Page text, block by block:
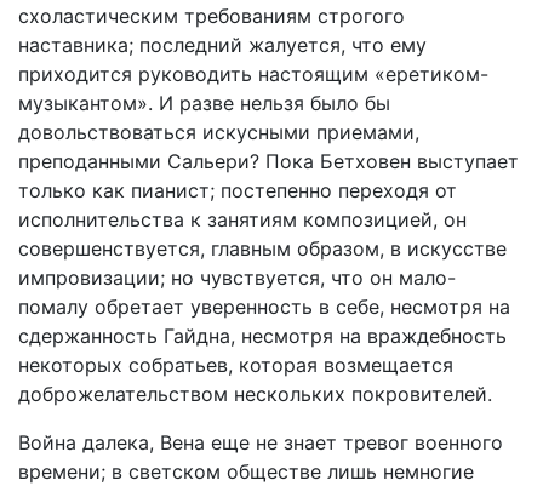
схоластическим требованиям строгого
наставника; последний жалуется, что ему
приходится руководить настоящим «еретиком-
музыкантом». И разве нельзя было бы
довольствоваться искусными приемами,
преподанными Сальери? Пока Бетховен выступает
только как пианист; постепенно переходя от
исполнительства к занятиям композицией, он
совершенствуется, главным образом, в искусстве
импровизации; но чувствуется, что он мало-
помалу обретает уверенность в себе, несмотря на
сдержанность Гайдна, несмотря на враждебность
некоторых собратьев, которая возмещается
доброжелательством нескольких покровителей.
Война далека, Вена еще не знает тревог военного
времени; в светском обществе лишь немногие